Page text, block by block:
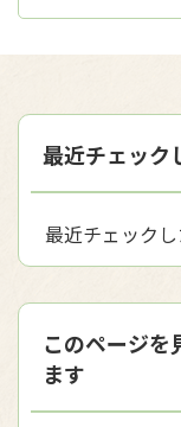
最近チェック
最近チェックし
このページを
ます